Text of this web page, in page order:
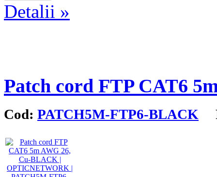
Detalii »
Patch cord FTP CAT6
Cod: PATCH5M-FTP6-BLACK